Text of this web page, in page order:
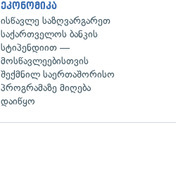
ეკონომიკა
ისწავლე საზღვარგარეთ
საქართველოს ბანკის
სტიპენდიით —
მოსწავლეებისთვის
შექმნილ საერთაშორისო
პროგრამაზე მიღება
დაიწყო